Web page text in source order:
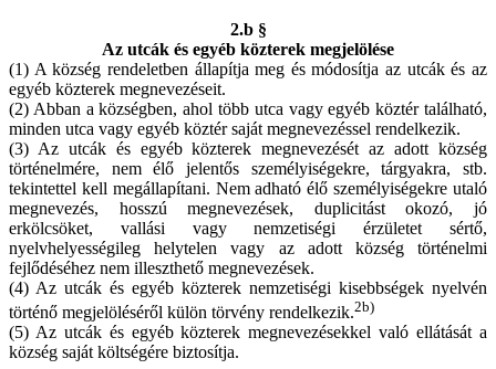
2.b §
Az utcák és egyéb közterek megjelölése
(1) A község rendeletben állapítja meg és módosítja az utcák és az
egyéb közterek megnevezéseit.
(2) Abban a községben, ahol több utca vagy egyéb köztér található,
minden utca vagy egyéb köztér saját megnevezéssel rendelkezik.
(3) Az utcák és egyéb közterek megnevezését az adott község
történelmére, nem élő jelentős személyiségekre, tárgyakra, stb.
tekintettel kell megállapítani. Nem adható élő személyiségekre utaló
megnevezés, hosszú megnevezések, duplicitást okozó, jó
erkölcsöket, vallási vagy nemzetiségi érzületet sértő,
nyelvhelyességileg helytelen vagy az adott község történelmi
fejlődéséhez nem illeszthető megnevezések.
(4) Az utcák és egyéb közterek nemzetiségi kisebbségek nyelvén
történő megjelöléséről külön törvény rendelkezik.2b)
(5) Az utcák és egyéb közterek megnevezésekkel való ellátását a
község saját költségére biztosítja.